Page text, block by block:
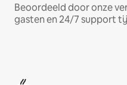
Beoordeeld door onze
gasten en 24/7 support